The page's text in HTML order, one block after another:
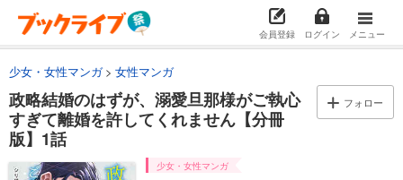
会員登録 ログイン メニュー
少女・女性マンガ 女性マンガ
政略結婚のはずが、溺愛旦那様がご執心
すぎて離婚を許してくれません【分冊
版】1話
フォロー
少女・女性マンガ